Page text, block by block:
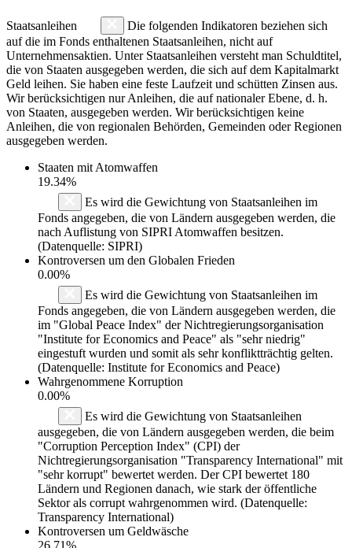
Staatsanleihen
Die folgenden Indikatoren beziehen sich
auf die im Fonds enthaltenen Staatsanleihen, nicht auf
Unternehmensaktien. Unter Staatsanleihen versteht man Schuldtitel,
die von Staaten ausgegeben werden, die sich auf dem Kapitalmarkt
Geld leihen. Sie haben eine feste Laufzeit und schütten Zinsen aus.
Wir berücksichtigen nur Anleihen, die auf nationaler Ebene, d. h.
von Staaten, ausgegeben werden. Wir berücksichtigen keine
Anleihen, die von regionalen Behörden, Gemeinden oder Regionen
ausgegeben werden.
Staaten mit Atomwaffen
19.34%
Es wird die Gewichtung von Staatsanleihen im
Fonds angegeben, die von Ländern ausgegeben werden, die
nach Auflistung von SIPRI Atomwaffen besitzen.
(Datenquelle: SIPRI)
Kontroversen um den Globalen Frieden
0.00%
Es wird die Gewichtung von Staatsanleihen im
Fonds angegeben, die von Ländern ausgegeben werden, die
im "Global Peace Index" der Nichtregierungsorganisation
"Institute for Economics and Peace" als "sehr niedrig"
eingestuft wurden und somit als sehr konfliktträchtig gelten.
(Datenquelle: Institute for Economics and Peace)
Wahrgenommene Korruption
0.00%
Es wird die Gewichtung von Staatsanleihen
ausgegeben, die von Ländern ausgegeben werden, die beim
"Corruption Perception Index" (CPI) der
Nichtregierungsorganisation "Transparency International" mit
"sehr korrupt" bewertet werden. Der CPI bewertet 180
Ländern und Regionen danach, wie stark der öffentliche
Sektor als corrupt wahrgenommen wird. (Datenquelle:
Transparency International)
Kontroversen um Geldwäsche
26.71%